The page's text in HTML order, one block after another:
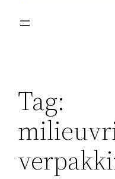
Tag: